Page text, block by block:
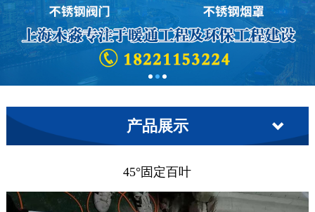
产品展示
45°固定百叶